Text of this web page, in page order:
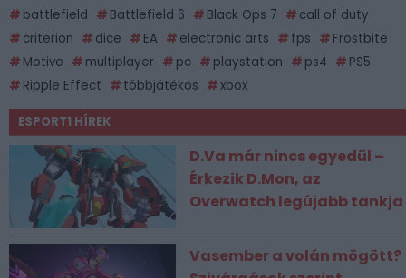
battlefield Battlefield 6 Black Ops 7
call of duty
criterion
dice EA electronic arts fps
Frostbite
Motive
multiplayer pc playstation ps4
PS5
Ripple Effect
többjátékos xbox
ESPORT1 HÍREK
D.Va már nincs egyedül –
Érkezik D.Mon, az
Overwatch legújabb tankja
Vasember a volán mögött?